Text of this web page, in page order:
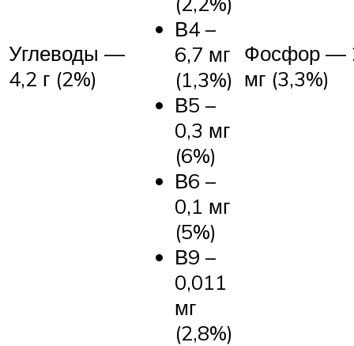
Углеводы —
4,2 г (2%)
В4 –
6,7 мг
(1,3%)
В5 –
0,3 мг
(6%)
В6 –
0,1 мг
(5%)
В9 –
0,011
мг
(2,8%)
Фосфор —
мг (3,3%)